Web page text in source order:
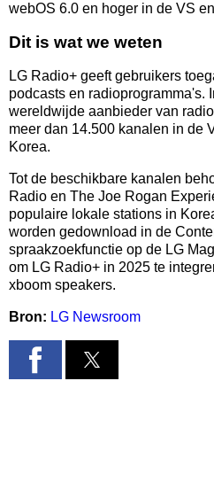
webOS 6.0 en hoger in de VS
Dit is wat we weten
LG Radio+ geeft gebruikers
podcasts en radioprogramma's.
wereldwijde aanbieder van
meer dan 14.500 kanalen in de
Korea.
Tot de beschikbare kanalen
Radio en The Joe Rogan
populaire lokale stations in
worden gedownload in de
spraakzoekfunctie op de LG
om LG Radio+ in 2025 te
xboom speakers.
Bron: LG Newsroom